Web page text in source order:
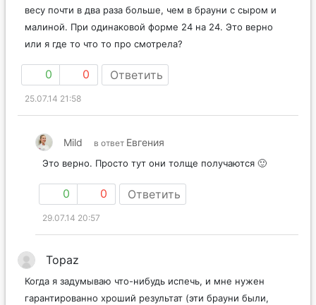
весу почти в два раза больше, чем в брауни с сыром и
малиной. При одинаковой форме 24 на 24. Это верно
или я где то что то про смотрела?
0 0 Ответить
25.07.14 21:58
Mild в ответ Евгения
Это верно. Просто тут они толще получаются 🙂
0 0 Ответить
29.07.14 20:57
Topaz
Когда я задумываю что-нибудь испечь, и мне нужен
гарантированно хроший результат (эти брауни были,